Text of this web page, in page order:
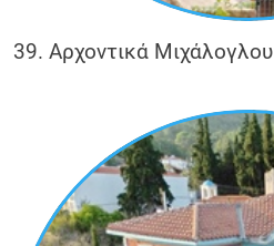
39. Αρχοντικά Μιχάλογλου